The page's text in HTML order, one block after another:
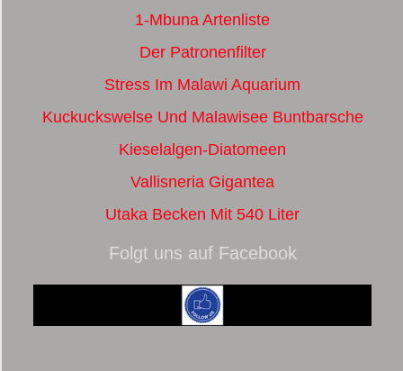
1-Mbuna Artenliste
Der Patronenfilter
Stress Im Malawi Aquarium
Kuckuckswelse Und Malawisee Buntbarsche
Kieselalgen-Diatomeen
Vallisneria Gigantea
Utaka Becken Mit 540 Liter
Folgt uns auf Facebook